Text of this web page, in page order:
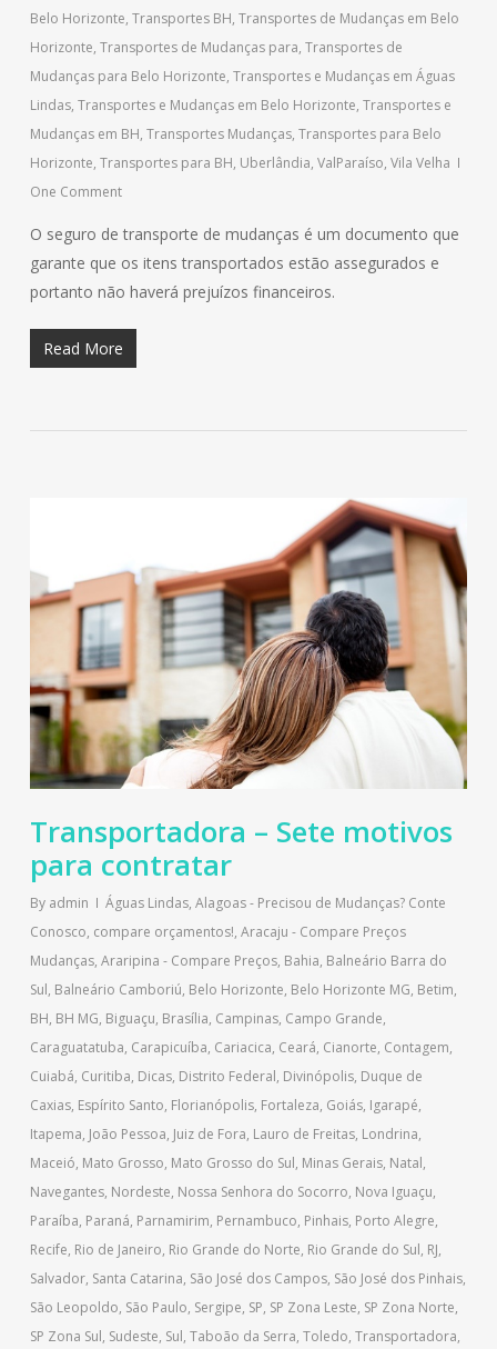
Belo Horizonte, Transportes BH, Transportes de Mudanças em Belo
Horizonte, Transportes de Mudanças para, Transportes de
Mudanças para Belo Horizonte, Transportes e Mudanças em Águas
Lindas, Transportes e Mudanças em Belo Horizonte, Transportes e
Mudanças em BH, Transportes Mudanças, Transportes para Belo
Horizonte, Transportes para BH, Uberlândia, ValParaíso, Vila Velha
One Comment
O seguro de transporte de mudanças é um documento que
garante que os itens transportados estão assegurados e
portanto não haverá prejuízos financeiros.
Read More
Transportadora – Sete motivos
para contratar
By admin Águas Lindas, Alagoas - Precisou de Mudanças? Conte
Conosco, compare orçamentos!, Aracaju - Compare Preços
Mudanças, Araripina - Compare Preços, Bahia, Balneário Barra do
Sul, Balneário Camboriú, Belo Horizonte, Belo Horizonte MG, Betim,
BH, BH MG, Biguaçu, Brasília, Campinas, Campo Grande,
Caraguatatuba, Carapicuíba, Cariacica, Ceará, Cianorte, Contagem,
Cuiabá, Curitiba, Dicas, Distrito Federal, Divinópolis, Duque de
Caxias, Espírito Santo, Florianópolis, Fortaleza, Goiás, Igarapé,
Itapema, João Pessoa, Juiz de Fora, Lauro de Freitas, Londrina,
Maceió, Mato Grosso, Mato Grosso do Sul, Minas Gerais, Natal,
Navegantes, Nordeste, Nossa Senhora do Socorro, Nova Iguaçu,
Paraíba, Paraná, Parnamirim, Pernambuco, Pinhais, Porto Alegre,
Recife, Rio de Janeiro, Rio Grande do Norte, Rio Grande do Sul, RJ,
Salvador, Santa Catarina, São José dos Campos, São José dos Pinhais,
São Leopoldo, São Paulo, Sergipe, SP, SP Zona Leste, SP Zona Norte,
SP Zona Sul, Sudeste, Sul, Taboão da Serra, Toledo, Transportadora,